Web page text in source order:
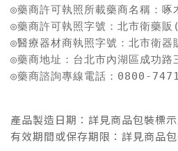
◎藥商許可執照所載藥商名稱：啄
◎藥商許可執照字號：北市衛藥
◎醫療器材商執照字號：北市衛
◎藥商地址：台北市內湖區成功路
◎藥商諮詢專線電話：0800-
產品製造日期：詳見商品包裝標示
有效期間或保存期限：詳見商品